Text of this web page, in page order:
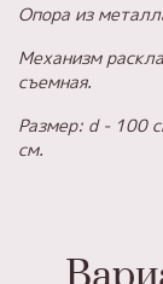
Опора из
Механизм
съемная.
Размер: d - 100
см.